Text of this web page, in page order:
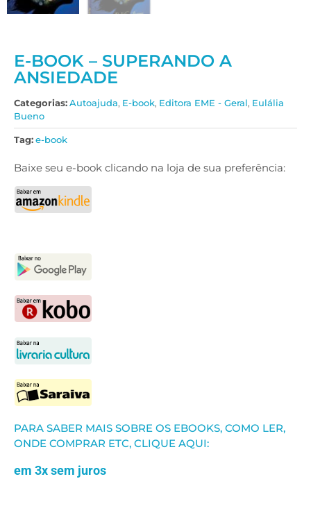
E-BOOK – SUPERANDO A
ANSIEDADE
Categorias:Autoajuda, E-book, Editora EME - Geral, Eulália
Bueno
Tag:e-book
Baixe seu e-book clicando na loja de sua preferência:
PARA SABER MAIS SOBRE OS EBOOKS, COMO LER,
ONDE COMPRAR ETC, CLIQUE AQUI:
em 3x sem juros